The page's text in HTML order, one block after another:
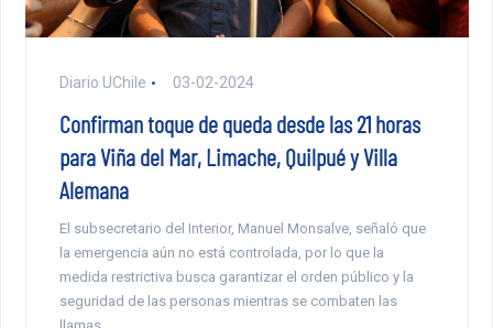
Diario UChile 03-02-2024
Confirman toque de queda desde las 21 horas
para Viña del Mar, Limache, Quilpué y Villa
Alemana
El subsecretario del Interior, Manuel Monsalve, señaló que
la emergencia aún no está controlada, por lo que la
medida restrictiva busca garantizar el orden público y la
seguridad de las personas mientras se combaten las